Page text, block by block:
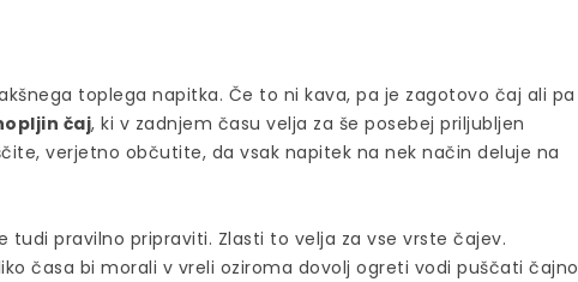
toplega napitka. Če to ni kava, pa je zagotovo čaj ali pa
čaj, ki v zadnjem času velja za še posebej priljubljen
verjetno občutite, da vsak napitek na nek način deluje na
tudi pravilno pripraviti. Zlasti to velja za vse vrste čajev.
časa bi morali v vreli oziroma dovolj ogreti vodi puščati čajno